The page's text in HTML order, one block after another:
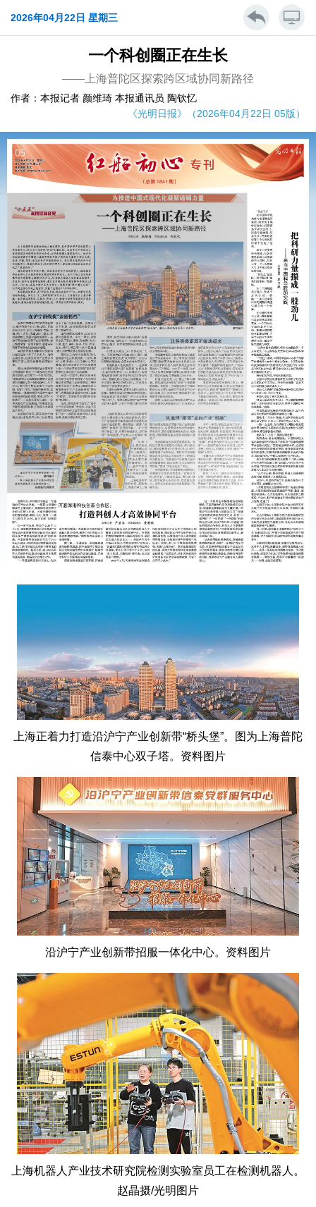
2026年04月22日 星期三
一个科创圈正在生长
——上海普陀区探索跨区域协同新路径
作者：本报记者 颜维琦 本报通讯员 陶钦忆
《光明日报》（2026年04月22日 05版）
上海正着力打造沿沪宁产业创新带“桥头堡”。图为上海普陀
信泰中心双子塔。资料图片
沿沪宁产业创新带招服一体化中心。资料图片
上海机器人产业技术研究院检测实验室员工在检测机器人。
赵晶摄/光明图片